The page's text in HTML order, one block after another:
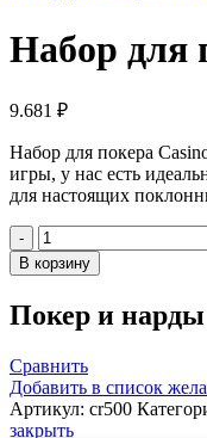
Набор для
9.681 ₽
Набор для покера
игры, у нас есть
для настоящих
Количество
товара
Набор
покера
Royale
на
500
фишек
В корзину
Покер и
Сравнить
Добавить в список
Артикул: cr500
закрыть